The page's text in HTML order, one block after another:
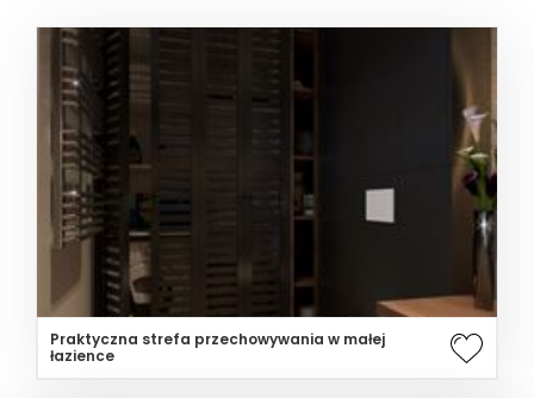
Praktyczna strefa przechowywania w małej
łazience